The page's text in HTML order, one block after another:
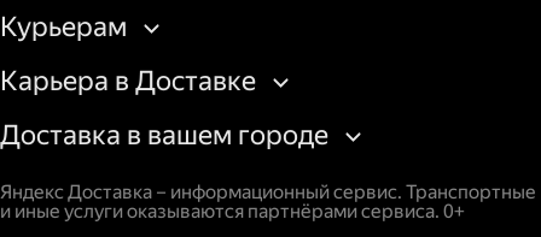
Курьерам
Карьера в Доставке
Доставка в вашем городе
Яндекс Доставка – информационный сервис. Транспортные
и иные услуги оказываются партнёрами сервиса. 0+